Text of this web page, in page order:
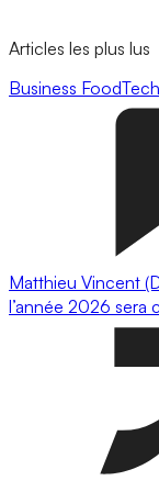
Articles les plus lus
Business FoodTech
Matthieu Vincent
l’année 2026 sera